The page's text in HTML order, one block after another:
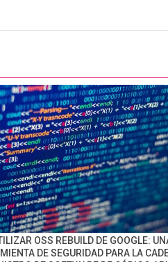
OSS REBUILD DE GOOGLE:
DE SEGURIDAD PARA LA